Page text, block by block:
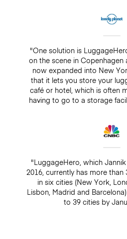
"One solution is
on the scene in Copenhagen
now expanded into New
that it lets you store your
café or hotel, which is often
having to go to a storage
"LuggageHero, which
2016, currently has more
in six cities (New York,
Lisbon, Madrid and
to 39 cities by